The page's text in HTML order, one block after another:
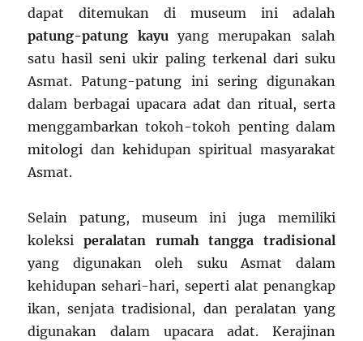
dapat ditemukan di museum ini adalah
patung-patung kayuyang merupakan salah
satu hasil seni ukir paling terkenal dari suku
Asmat. Patung-patung ini sering digunakan
dalam berbagai upacara adat dan ritual, serta
menggambarkan tokoh-tokoh penting dalam
mitologi dan kehidupan spiritual masyarakat
Asmat.
Selain patung, museum ini juga memiliki
koleksi peralatan rumah tangga tradisional
yang digunakan oleh suku Asmat dalam
kehidupan sehari-hari, seperti alat penangkap
ikan, senjata tradisional, dan peralatan yang
digunakan dalam upacara adat. Kerajinan